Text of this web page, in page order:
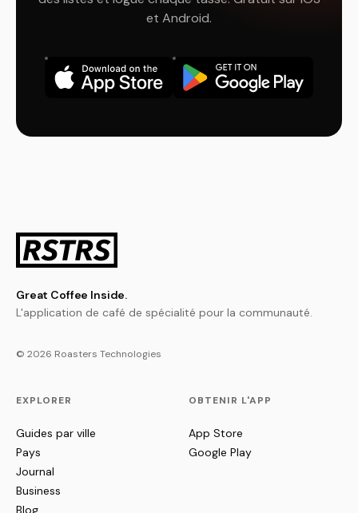
et Android.
Great Coffee Inside.
L'application de café de spécialité pour la communauté.
© 2026 Roasters Technologies
EXPLORER
Guides par ville
Pays
Journal
Business
Blog
OBTENIR L'APP
App Store
Google Play